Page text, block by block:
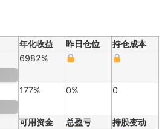
年化收益 昨日仓位 持仓成本
6982%
177% 0% 0
可用资金 总盈亏
持股变动